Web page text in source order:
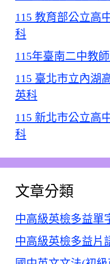
115 教育部公立高
科
115年臺南二中教
115 臺北市立內湖
英科
115 新北市公立高
科
文章分類
中高級英檢多益單
中高級英檢多益片